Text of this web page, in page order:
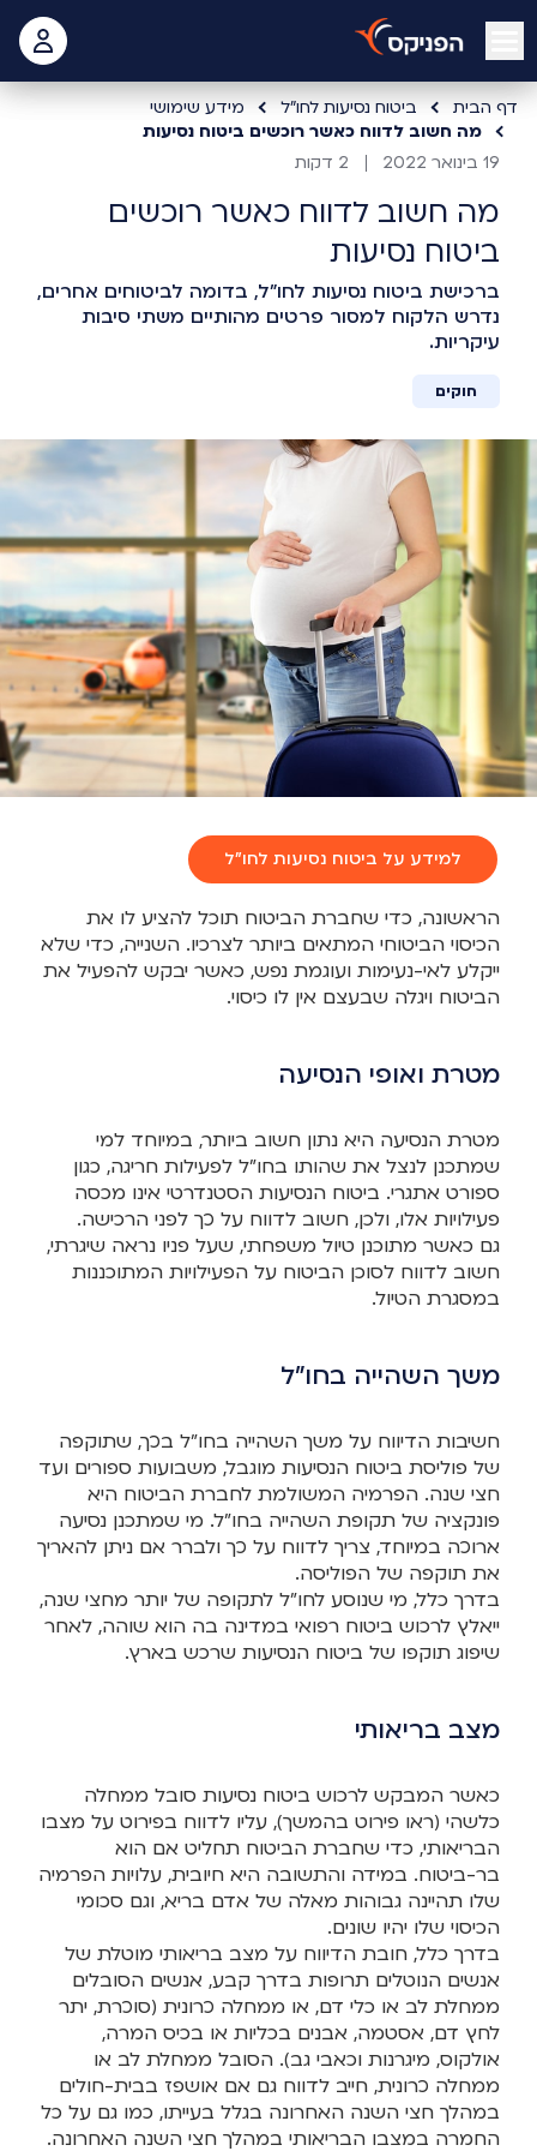
open mobile menu
דף הבית ביטוח נסיעות לחו"ל
מידע שימושי
מה חשוב לדווח כאשר רוכשים ביטוח נסיעות
19 בינואר 2022
2 דקות
מה חשוב לדווח כאשר רוכשים
ביטוח נסיעות
ברכישת ביטוח נסיעות לחו"ל, בדומה לביטוחים אחרים,
נדרש הלקוח למסור פרטים מהותיים משתי סיבות
עיקריות.
חוקים
למידע על ביטוח נסיעות לחו"ל
הראשונה, כדי שחברת הביטוח תוכל להציע לו את
הכיסוי הביטוחי המתאים ביותר לצרכיו. השנייה, כדי שלא
ייקלע לאי-נעימות ועוגמת נפש, כאשר יבקש להפעיל את
הביטוח ויגלה שבעצם אין לו כיסוי.
מטרת ואופי הנסיעה
מטרת הנסיעה היא נתון חשוב ביותר, במיוחד למי
שמתכנן לנצל את שהותו בחו"ל לפעילות חריגה, כגון
ספורט אתגרי. ביטוח הנסיעות הסטנדרטי אינו מכסה
פעילויות אלו, ולכן, חשוב לדווח על כך לפני הרכישה.
גם כאשר מתוכנן טיול משפחתי, שעל פניו נראה שיגרתי,
חשוב לדווח לסוכן הביטוח על הפעילויות המתוכננות
במסגרת הטיול.
משך השהייה בחו"ל
חשיבות הדיווח על משך השהייה בחו"ל בכך, שתוקפה
של פוליסת ביטוח הנסיעות מוגבל, משבועות ספורים ועד
חצי שנה. הפרמיה המשולמת לחברת הביטוח היא
פונקציה של תקופת השהייה בחו"ל. מי שמתכנן נסיעה
ארוכה במיוחד, צריך לדווח על כך ולברר אם ניתן להאריך
את תוקפה של הפוליסה.
בדרך כלל, מי שנוסע לחו"ל לתקופה של יותר מחצי שנה,
ייאלץ לרכוש ביטוח רפואי במדינה בה הוא שוהה, לאחר
שיפוג תוקפו של ביטוח הנסיעות שרכש בארץ.
מצב בריאותי
כאשר המבקש לרכוש ביטוח נסיעות סובל ממחלה
כלשהי (ראו פירוט בהמשך), עליו לדווח בפירוט על מצבו
הבריאותי, כדי שחברת הביטוח תחליט אם הוא
בר-ביטוח. במידה והתשובה היא חיובית, עלויות הפרמיה
שלו תהיינה גבוהות מאלה של אדם בריא, וגם סכומי
הכיסוי שלו יהיו שונים.
בדרך כלל, חובת הדיווח על מצב בריאותי מוטלת של
אנשים הנוטלים תרופות בדרך קבע, אנשים הסובלים
ממחלת לב או כלי דם, או ממחלה כרונית (סוכרת, יתר
לחץ דם, אסטמה, אבנים בכליות או בכיס המרה,
אולקוס, מיגרנות וכאבי גב). הסובל ממחלת לב או
ממחלה כרונית, חייב לדווח גם אם אושפז בבית-חולים
במהלך חצי השנה האחרונה בגלל בעייתו, כמו גם על כל
החמרה במצבו הבריאותי במהלך חצי השנה האחרונה.